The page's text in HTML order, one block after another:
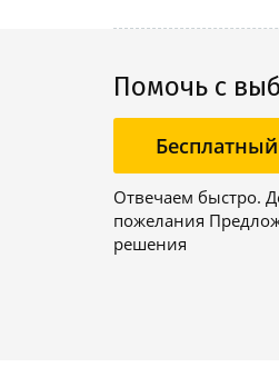
Помочь с
Отвечаем быстро.
пожелания
решения